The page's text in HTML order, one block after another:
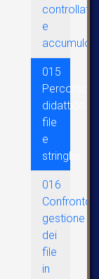
controllata
e
accumulo
015
Percorso
didattico
file
e
stringhe
016
Confronto
gestione
dei
file
in